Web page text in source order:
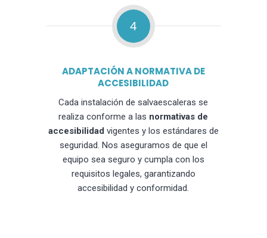
4
ADAPTACIÓN A NORMATIVA DE
ACCESIBILIDAD
Cada instalación de salvaescaleras se
realiza conforme a las normativas de
accesibilidad vigentes y los estándares de
seguridad. Nos aseguramos de que el
equipo sea seguro y cumpla con los
requisitos legales, garantizando
accesibilidad y conformidad.